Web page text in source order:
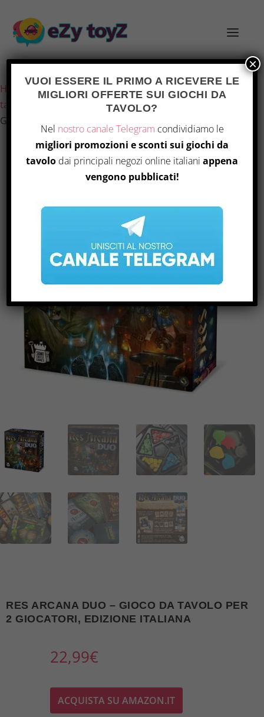
Home /Giochi e giocattoli/Giochi di società/Giochi da
tavolo
/ Res Arcana Duo – Gioco da Tavolo per 2
Giocatori, Edizione Italiana
RES ARCANA DUO – GIOCO DA TAVOLO PER
2 GIOCATORI, EDIZIONE ITALIANA
22,99€
ACQUISTA SU AMAZON.IT
VUOI ESSERE IL PRIMO A RICEVERE LE
MIGLIORI OFFERTE SUI GIOCHI DA
TAVOLO?
Nel nostro canale Telegram condividiamo le
migliori promozioni e sconti sui giochi da
tavolo dai principali negozi online italiani appena
vengono pubblicati!
×